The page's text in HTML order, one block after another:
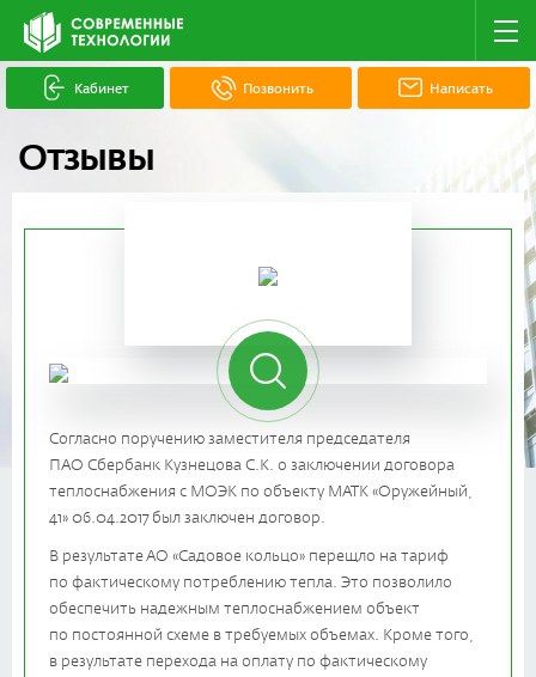
Кабинет Позвонить Написать
Отзывы
Согласно поручению заместителя председателя
ПАО Сбербанк Кузнецова С.К. о заключении договора
теплоснабжения с МОЭК по объекту МАТК «Оружейный,
41»06.04.2017был заключен договор.
В результатеАО «Садовое кольцо» перещло на тариф
по фактическому потреблению тепла. Это позволило
обеспечить надежным теплоснабжением объект
по постоянной схеме в требуемых объемах. Кроме того,
в результате перехода на оплату по фактическому